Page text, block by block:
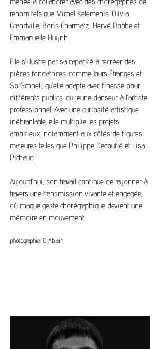
renom tels que Michel Kelemenis, Olivia
Grandville, Boris Charmatz, Hervé Robbe et
Emmanuelle Huynh.
Elle s’illustre par sa capacité à recréer des
pièces fondatrices, comme Jours Étranges et
So Schnell, qu’elle adapte avec finesse pour
différents publics, du jeune danseur à l’artiste
professionnel. Avec une curiosité artistique
inébranlable, elle multiplie les projets
ambitieux, notamment aux côtés de figures
majeures telles que Philippe Decouflé et Lisa
Pichaud.
Aujourd’hui, son travail continue de rayonner à
travers une transmission vivante et engagée,
où chaque geste chorégraphique devient une
mémoire en mouvement.
photographie: C. Ablain